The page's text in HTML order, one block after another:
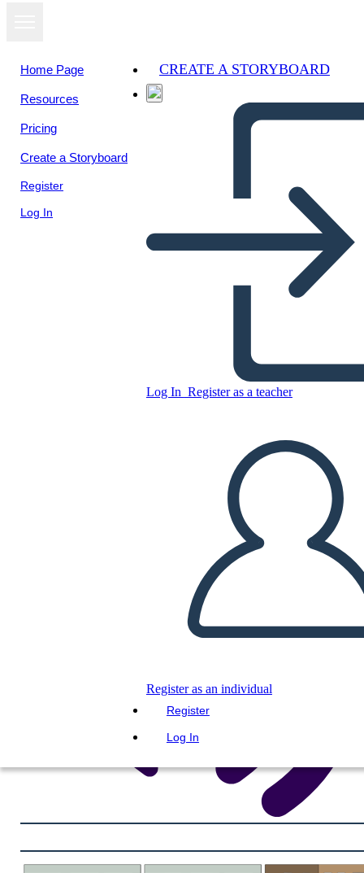
Home Page
Resources
Pricing
Create a Storyboard
Register
Log In
CREATE A STORYBOARD
Log In Register as a teacher
Register as an individual
Register
Log In
Copy this Storyboard
PLAY SLIDESHOW
READ TO ME
View as
slideshow